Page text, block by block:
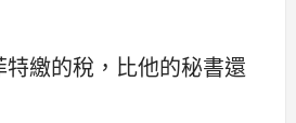
繳的稅，比他的秘書還